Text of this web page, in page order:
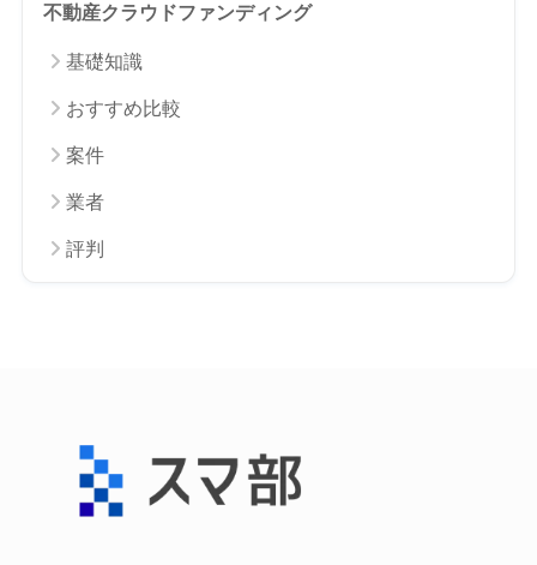
不動産クラウドファンディング
基礎知識
おすすめ比較
案件
業者
評判